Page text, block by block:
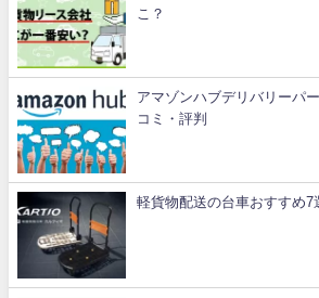
こ？
アマゾンハブデリバリーパ
コミ・評判
軽貨物配送の台車おすすめ7